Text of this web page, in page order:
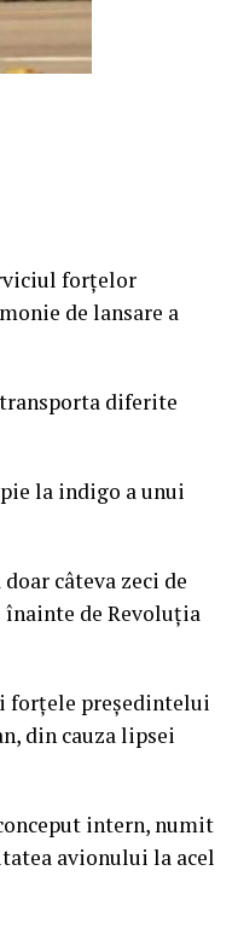
forţelor
de lansare a
transporta diferite
la indigo a unui
câteva zeci de
înainte de Revoluţia
forţele preşedintelui
din cauza lipsei
intern, numit
avionului la acel